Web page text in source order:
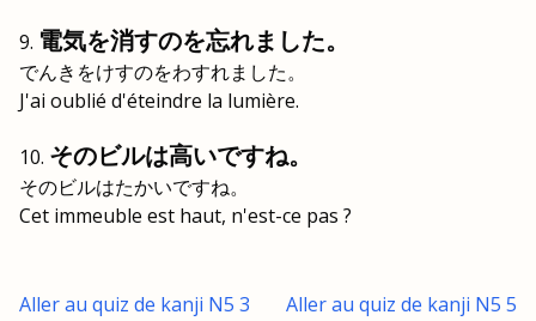
電気を消すのを忘れました。
でんきをけすのをわすれました。
J'ai oublié d'éteindre la lumière.
そのビルは高いですね。
そのビルはたかいですね。
Cet immeuble est haut, n'est-ce pas ?
Aller au quiz de kanji N5 3 Aller au quiz de kanji N5 5